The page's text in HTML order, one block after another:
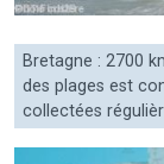
Bretagne : 2700
des plages est
collectées